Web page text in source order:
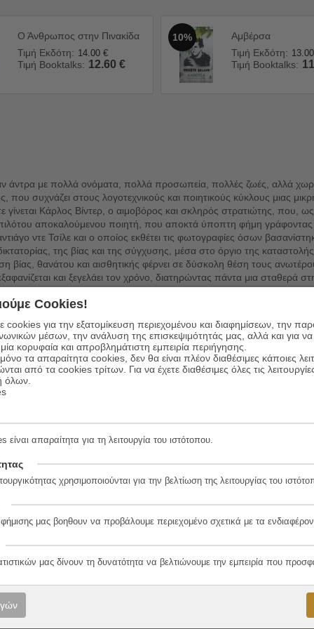
Ο Άνθρωπος στην Πινακίδα
Τιμή Εκδότη: 14.00 €
Τιμή Booktalks: 12.60 €
10%
Αμβέρσα
Τιμή Εκδότη: 13.00
Τιμή Booktalks:
άντρα με πολλά ονόματα, πολλά προσωπεία, πολλές ζωές, αλλά
συχνάζει στους λογοτεχνικούς και ποιητικούς κύκλους μιας
Κάρλος Βίντερ, ο αιμοβόρος και σκληρός στρατιώτης, που,
αποκαλούμενου ποιητή, που αποκτά ύποπτη φήμη γράφοντας
ντε Τσίλε και ο οποίος εκθέτει τις φωτογραφίες όσων
της βίας και της σύγχυσης, μέσα στο όργιο της
θανάτου και αισθητικής φέρνει σε δύσκολη θέση τους
και ξεγελάει τον χρόνο, διατηρώντας πάντα μια σταθερά
». – L’ Humanité
του είδους της αστυνομικής λογοτεχνίας. …Ο Μπολάνιο
χαρακτήρες που συμβολίζουν μια πραγματική ιστορία η οποία
για τα αιματηρά και μη αιματηρά αστεία της
και την απάτη, την πραγματικότητα και την ψευδαίσθηση, τα
χωρίς να χάνει από τα μάτια του το γεγονός ότι άλλο πράγμα είναι
της χιλιάνικης λογοτεχνίας των πρόσφατων χρόνων». –
9
Cookies!
cookies για την εξατομίκευση περιεχομένου και διαφημίσεων, την
μέσων, την ανάλυση της επισκεψιμότητάς μας, αλλά και για
κορυφαία και απροβλημάτιστη εμπειρία περιήγησης.
τα απαραίτητα cookies, δεν θα είναι πλέον διαθέσιμες κάποιες
από τα cookies τρίτων. Για να έχετε διαθέσιμες όλες τις
όλων.
είναι απαραίτητα για τη λειτουργία του ιστότοπου.
χρησιμοποιούνται για την βελτίωση της λειτουργίας του
μας βοηθουν να προβάλουμε περιεχομένο σχετικά με τα
μας δίνουν τη δυνατότητα να βελτιώνουμε την εμπειρία που